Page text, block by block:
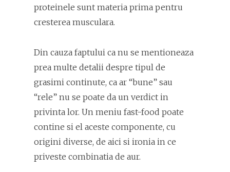
proteinele sunt materia prima pentru
cresterea musculara.
Din cauza faptului ca nu se mentioneaza
prea multe detalii despre tipul de
grasimi continute, ca ar “bune” sau
“rele” nu se poate da un verdict in
privinta lor. Un meniu fast-food poate
contine si el aceste componente, cu
origini diverse, de aici si ironia in ce
priveste combinatia de aur.